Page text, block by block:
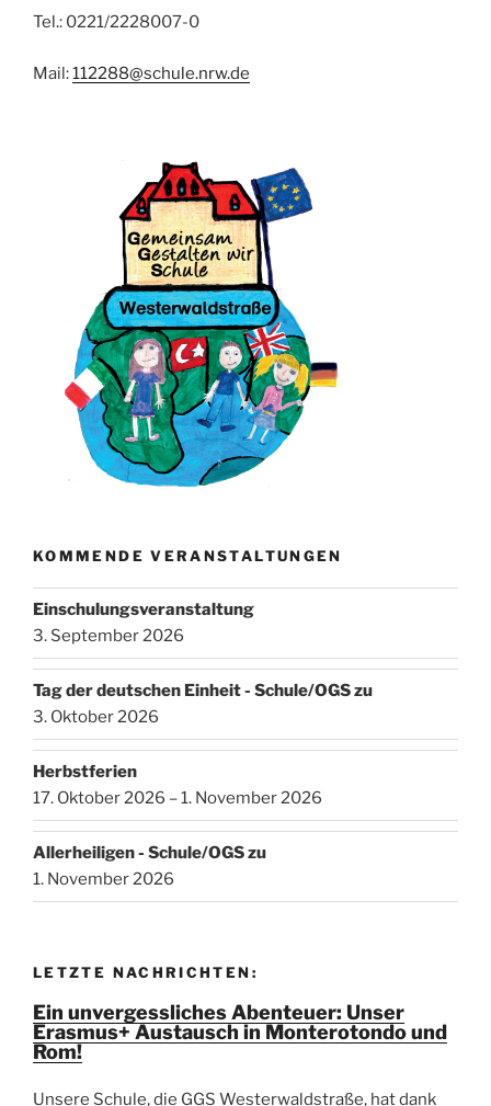
Tel.: 0221/2228007-0
Mail:112288@schule.nrw.de
KOMMENDE VERANSTALTUNGEN
Einschulungsveranstaltung
3. September 2026
Tag der deutschen Einheit - Schule/OGS zu
3. Oktober 2026
Herbstferien
17. Oktober 2026 – 1. November 2026
Allerheiligen - Schule/OGS zu
1. November 2026
LETZTE NACHRICHTEN:
Ein unvergessliches Abenteuer: Unser
Erasmus+ Austausch in Monterotondo und
Rom!
Unsere Schule, die GGS Westerwaldstraße, hat dank